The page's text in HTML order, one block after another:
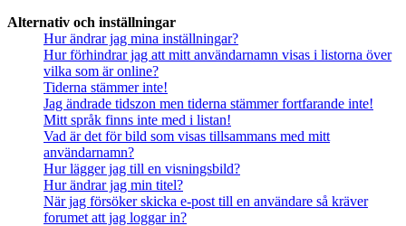
Alternativ och inställningar
Hur ändrar jag mina inställningar?
Hur förhindrar jag att mitt användarnamn visas i listorna över
vilka som är online?
Tiderna stämmer inte!
Jag ändrade tidszon men tiderna stämmer fortfarande inte!
Mitt språk finns inte med i listan!
Vad är det för bild som visas tillsammans med mitt
användarnamn?
Hur lägger jag till en visningsbild?
Hur ändrar jag min titel?
När jag försöker skicka e-post till en användare så kräver
forumet att jag loggar in?